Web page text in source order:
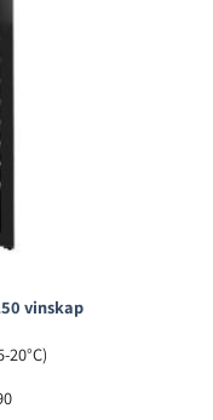
vinskap